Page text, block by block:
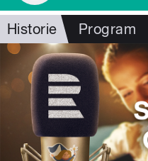
Historie Program